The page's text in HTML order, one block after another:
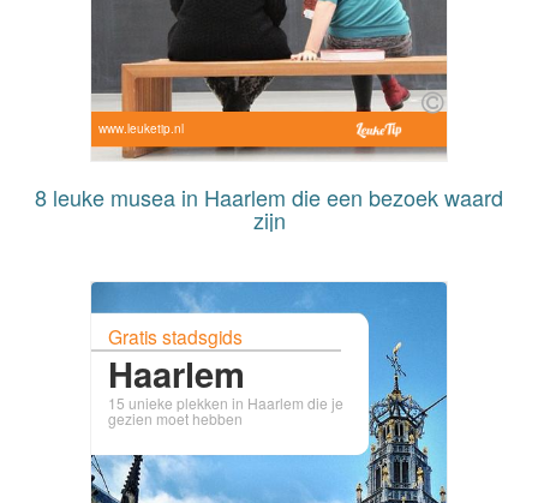
www.leuketip.nl
8 leuke musea in Haarlem die een bezoek waard
zijn
Gratis stadsgids
Haarlem
15 unieke plekken in Haarlem die je
gezien moet hebben